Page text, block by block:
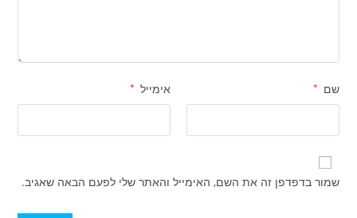
שם * אימייל *
שמור בדפדפן זה את השם, האימייל והאתר שלי לפעם הבאה שאגיב.